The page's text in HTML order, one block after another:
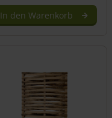
In den Warenkorb